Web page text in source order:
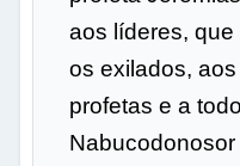
aos líderes,
os exilados,
profetas e a